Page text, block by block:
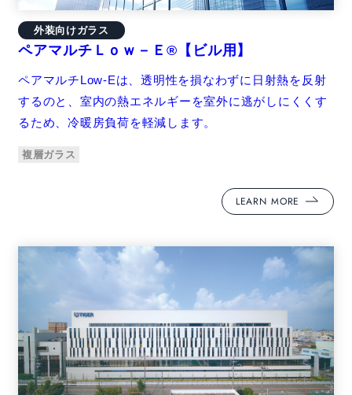
ペアマルチＬｏｗ－Ｅ®【ビル用】
外装向けガラス
ペアマルチLow-Eは、透明性を損なわずに日射熱を反射
するのと、室内の熱エネルギーを室外に逃がしにくくす
るため、冷暖房負荷を軽減します。
複層ガラス
LEARN MORE